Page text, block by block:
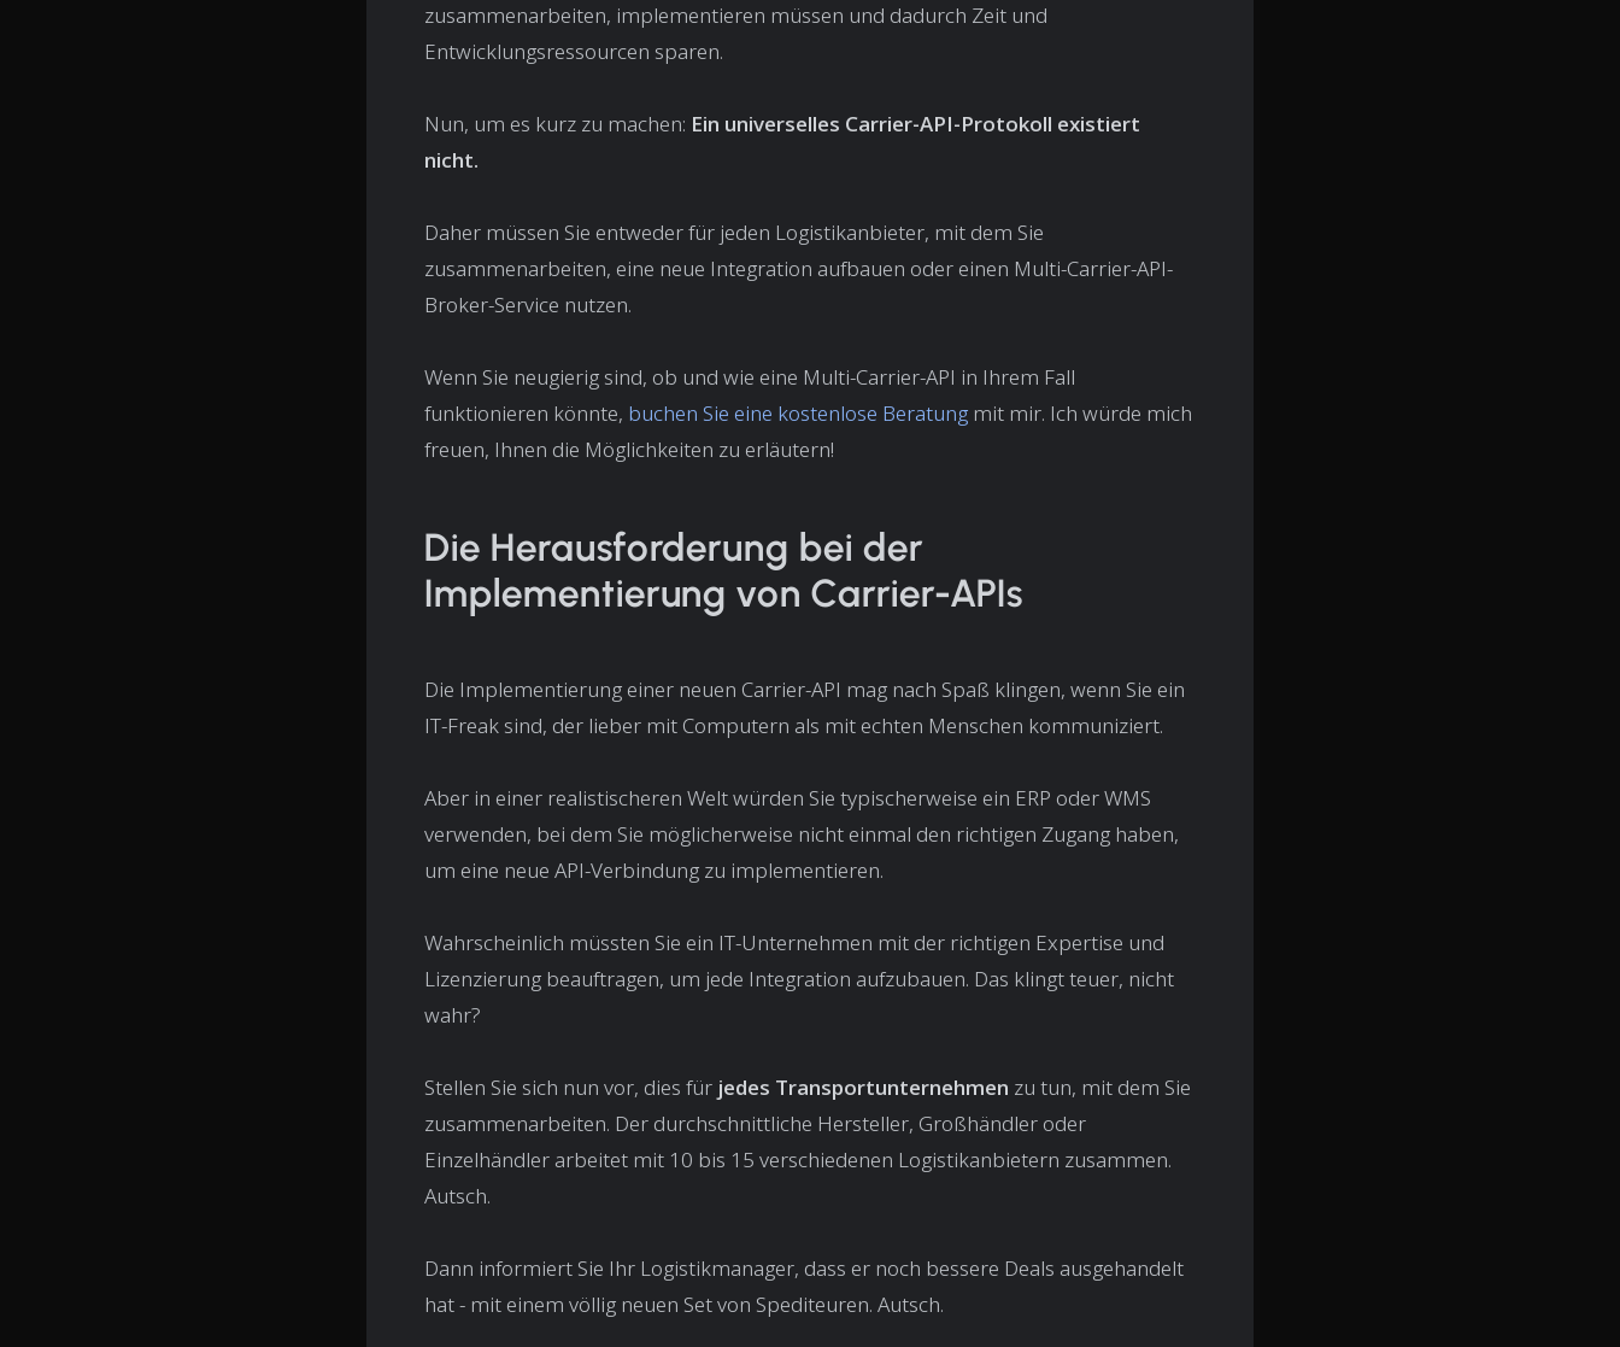
zusammenarbeiten, implementieren müssen und dadurch Zeit und
Entwicklungsressourcen sparen.
Nun, um es kurz zu machen: Ein universelles Carrier-API-Protokoll existiert
nicht.
Daher müssen Sie entweder für jeden Logistikanbieter, mit dem Sie
zusammenarbeiten, eine neue Integration aufbauen oder einen Multi-Carrier-API-
Broker-Service nutzen.
Wenn Sie neugierig sind, ob und wie eine Multi-Carrier-API in Ihrem Fall
funktionieren könnte, buchen Sie eine kostenlose Beratung mit mir. Ich würde mich
freuen, Ihnen die Möglichkeiten zu erläutern!
Die Herausforderung bei der
Implementierung von Carrier-APIs
Die Implementierung einer neuen Carrier-API mag nach Spaß klingen, wenn Sie ein
IT-Freak sind, der lieber mit Computern als mit echten Menschen kommuniziert.
Aber in einer realistischeren Welt würden Sie typischerweise ein ERP oder WMS
verwenden, bei dem Sie möglicherweise nicht einmal den richtigen Zugang haben,
um eine neue API-Verbindung zu implementieren.
Wahrscheinlich müssten Sie ein IT-Unternehmen mit der richtigen Expertise und
Lizenzierung beauftragen, um jede Integration aufzubauen. Das klingt teuer, nicht
wahr?
Stellen Sie sich nun vor, dies für jedes Transportunternehmen zu tun, mit dem Sie
zusammenarbeiten. Der durchschnittliche Hersteller, Großhändler oder
Einzelhändler arbeitet mit 10 bis 15 verschiedenen Logistikanbietern zusammen.
Autsch.
Dann informiert Sie Ihr Logistikmanager, dass er noch bessere Deals ausgehandelt
hat - mit einem völlig neuen Set von Spediteuren. Autsch.